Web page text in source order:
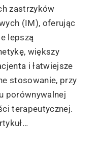
zastrzyków
(IM), oferując
lepszą
większy
i łatwiejsze
stosowanie, przy
porównywalnej
terapeutycznej.